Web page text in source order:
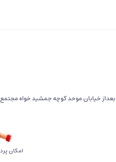
خیابان موحد کوچه جمشید خواه مجتمع
امکان